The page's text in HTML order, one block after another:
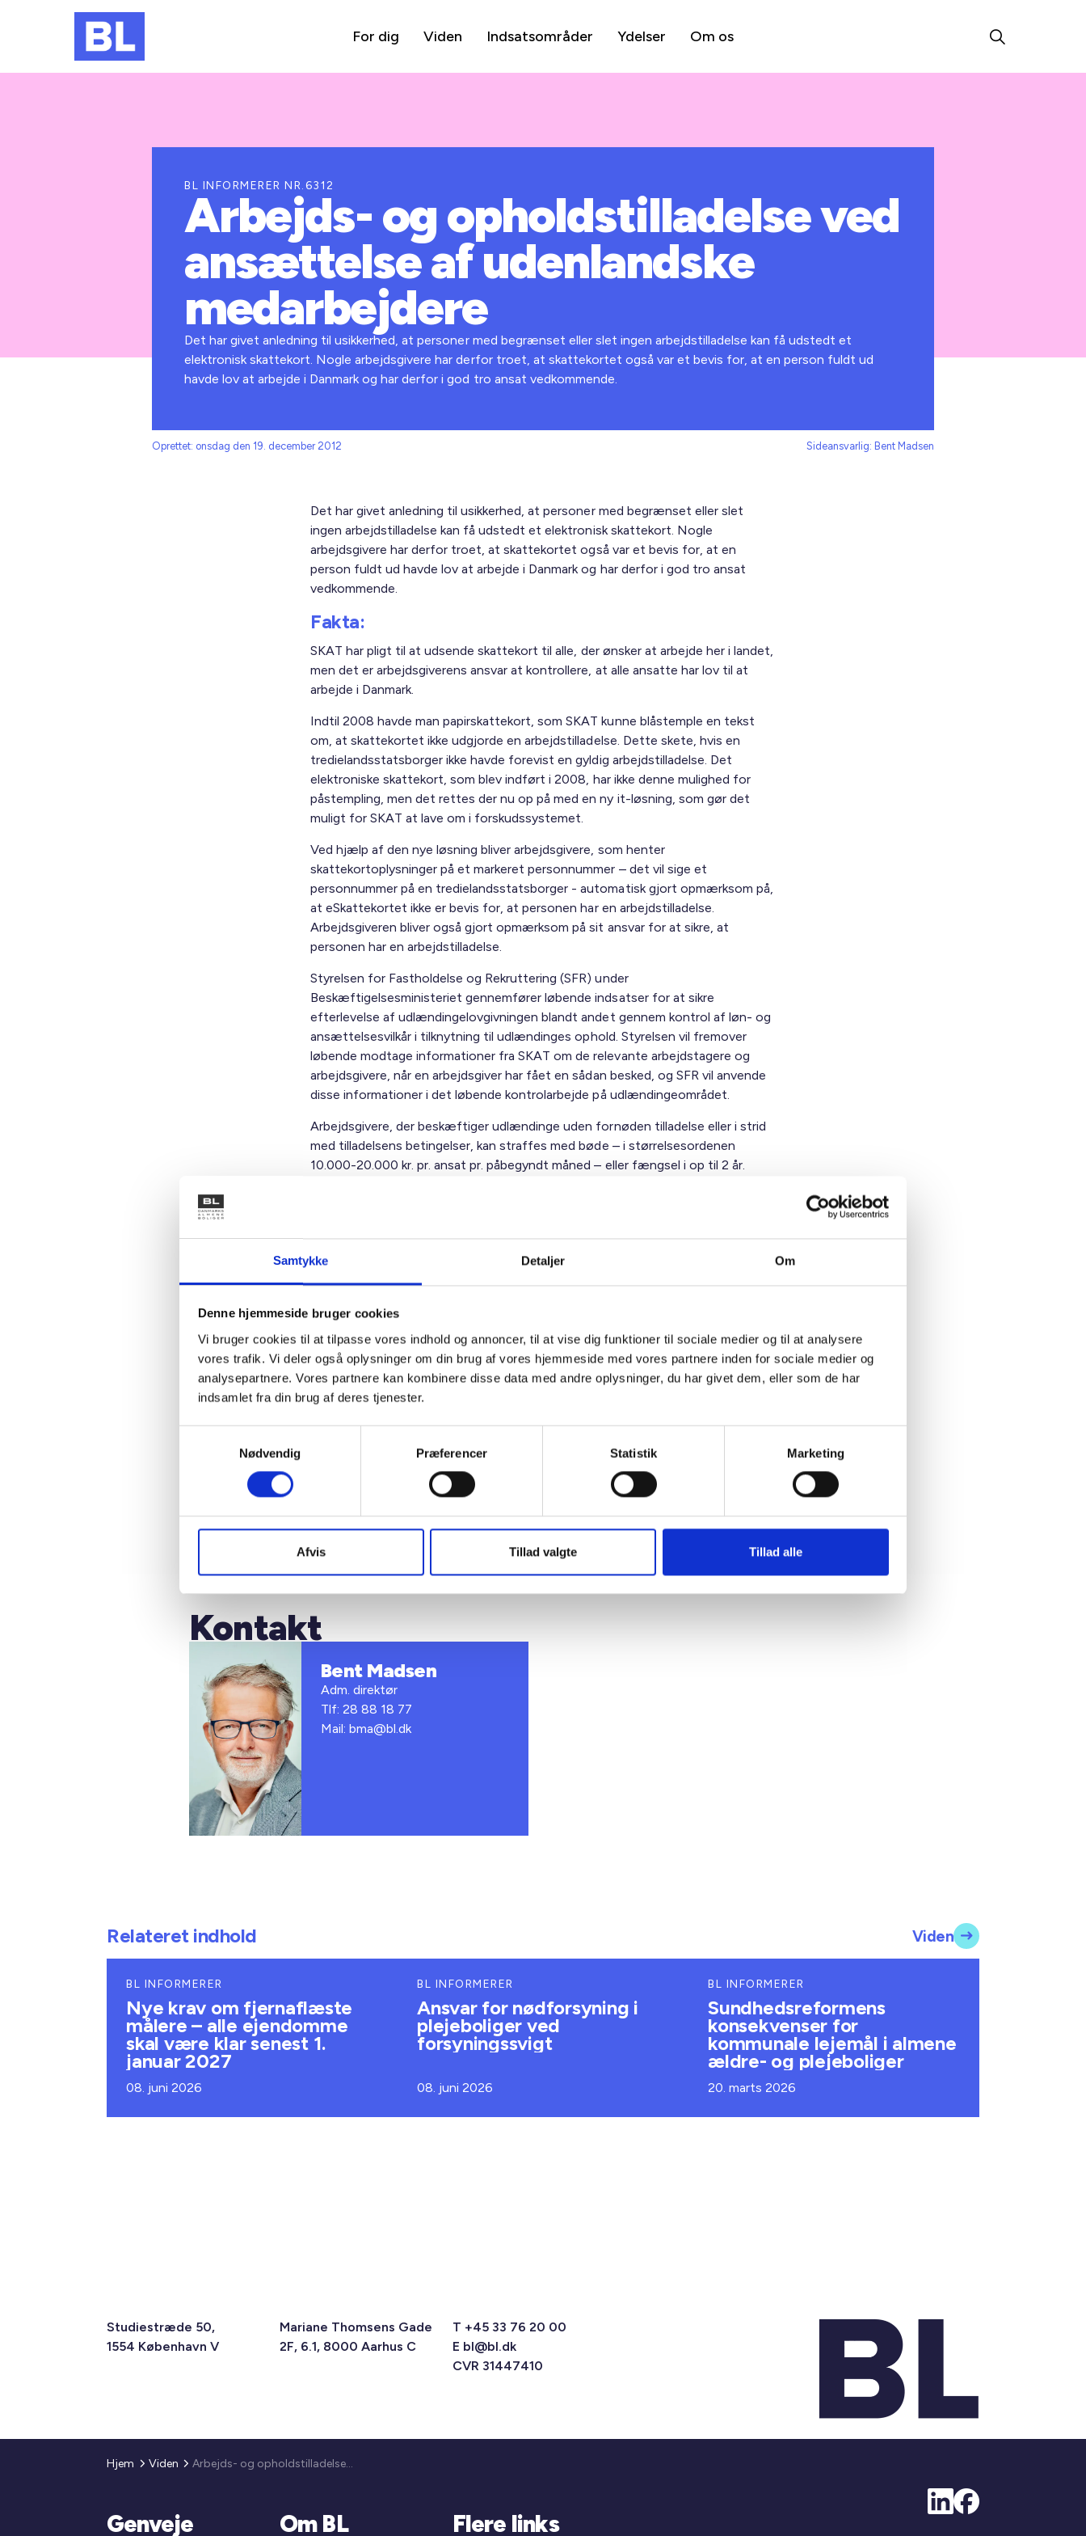
Samtykke Detaljer Om
Denne hjemmeside bruger cookies
Vi bruger cookies til at tilpasse vores indhold og annoncer, til at vise dig funktioner til sociale medier og til at analysere
vores trafik. Vi deler også oplysninger om din brug af vores hjemmeside med vores partnere inden for sociale medier og
analysepartnere. Vores partnere kan kombinere disse data med andre oplysninger, du har givet dem, eller som de har
indsamlet fra din brug af deres tjenester.
Nødvendig
Præferencer Statistik Marketing
Afvis Tillad valgte Tillad alle
For dig Viden Indsatsområder Ydelser Om os
BL INFORMERER NR.6312
Arbejds- og opholdstilladelse ved
ansættelse af udenlandske
medarbejdere
Det har givet anledning til usikkerhed, at personer med begrænset eller slet ingen arbejdstilladelse kan få udstedt et
elektronisk skattekort. Nogle arbejdsgivere har derfor troet, at skattekortet også var et bevis for, at en person fuldt ud
havde lov at arbejde i Danmark og har derfor i god tro ansat vedkommende.
Oprettet: onsdag den 19. december 2012 Sideansvarlig: Bent Madsen
Det har givet anledning til usikkerhed, at personer med begrænset eller slet
ingen arbejdstilladelse kan få udstedt et elektronisk skattekort. Nogle
arbejdsgivere har derfor troet, at skattekortet også var et bevis for, at en
person fuldt ud havde lov at arbejde i Danmark og har derfor i god tro ansat
vedkommende.
Fakta:
SKAT har pligt til at udsende skattekort til alle, der ønsker at arbejde her i landet,
men det er arbejdsgiverens ansvar at kontrollere, at alle ansatte har lov til at
arbejde i Danmark.
Indtil 2008 havde man papirskattekort, som SKAT kunne blåstemple en tekst
om, at skattekortet ikke udgjorde en arbejdstilladelse. Dette skete, hvis en
tredielandsstatsborger ikke havde forevist en gyldig arbejdstilladelse. Det
elektroniske skattekort, som blev indført i 2008, har ikke denne mulighed for
påstempling, men det rettes der nu op på med en ny it-løsning, som gør det
muligt for SKAT at lave om i forskudssystemet.
Ved hjælp af den nye løsning bliver arbejdsgivere, som henter
skattekortoplysninger på et markeret personnummer – det vil sige et
personnummer på en tredielandsstatsborger - automatisk gjort opmærksom på,
at eSkattekortet ikke er bevis for, at personen har en arbejdstilladelse.
Arbejdsgiveren bliver også gjort opmærksom på sit ansvar for at sikre, at
personen har en arbejdstilladelse.
Styrelsen for Fastholdelse og Rekruttering (SFR) under
Beskæftigelsesministeriet gennemfører løbende indsatser for at sikre
efterlevelse af udlændingelovgivningen blandt andet gennem kontrol af løn- og
ansættelsesvilkår i tilknytning til udlændinges ophold. Styrelsen vil fremover
løbende modtage informationer fra SKAT om de relevante arbejdstagere og
arbejdsgivere, når en arbejdsgiver har fået en sådan besked, og SFR vil anvende
disse informationer i det løbende kontrolarbejde på udlændingeområdet.
Arbejdsgivere, der beskæftiger udlændinge uden fornøden tilladelse eller i strid
med tilladelsens betingelser, kan straffes med bøde – i størrelsesordenen
10.000-20.000 kr. pr. ansat pr. påbegyndt måned – eller fængsel i op til 2 år.
boligorganisationen sikre sig, at personen har den fornødne arbejdstilladelse. BL
anbefaler derfor, at boligorganisationen til enhver tid sikrer sig en kopi og
dermed dokumentation for arbejdstilladelsen. Til at understøtte dette har BL
udarbejdet en vejledende procedure til fremadrettet brug ved nyansættelser,
men det kan endvidere bruges ved en løbende revision af
ansættelseskontrakterne.
Vejledningen indeholder bl.a. en beskrivelse af regelsættet angående, hvem der
ansættelsesaftale vedrørende eksempelvis en ejendomsfunktionær.
Bent Madsen / Lars Schmidt
Kontakt
Bent Madsen
Adm. direktør
Tlf: 28 88 18 77
Mail: bma@bl.dk
Relateret indhold Viden
BL INFORMERER
Nye krav om fjernaflæste
målere – alle ejendomme
skal være klar senest 1.
januar 2027
08. juni 2026
BL INFORMERER
Ansvar for nødforsyning i
plejeboliger ved
forsyningssvigt
08. juni 2026
BL INFORMERER
Sundhedsreformens
konsekvenser for
kommunale lejemål i almene
ældre- og plejeboliger
20. marts 2026
Studiestræde 50,
1554 København V
Mariane Thomsens Gade
2F, 6.1, 8000 Aarhus C
T +45 33 76 20 00
E bl@bl.dk
CVR 31447410
Hjem Viden Arbejds- og opholdstilladelse ved ansættelse af udenlandske medarbejdere
Genveje Om BL Flere links